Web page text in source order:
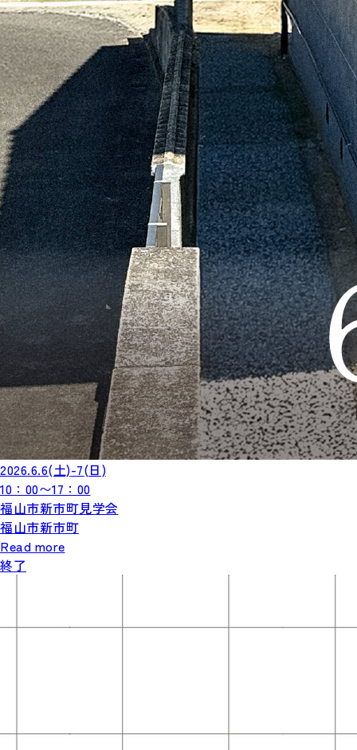
2026.6.6(土)-7(日)
10：00〜17：00
福山市新市町見学会
福山市新市町
Read more
終了